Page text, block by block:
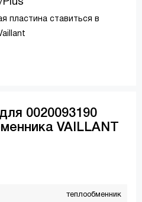
Plus
пластина ставиться в
0020093190
VAILLANT
теплообменник